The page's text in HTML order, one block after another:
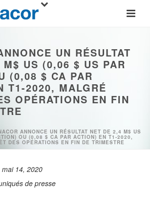
UN RÉSULTAT
US (0,06 $ US PAR
(0,08 $ CA PAR
T1-2020, MALGRÉ
OPÉRATIONS EN FIN
ANNONCE UN RÉSULTAT NET DE 2,4 M$ US
OU (0,08 $ CA PAR ACTION) EN T1-2020,
DES OPÉRATIONS EN FIN DE TRIMESTRE
mai 14, 2020
de presse